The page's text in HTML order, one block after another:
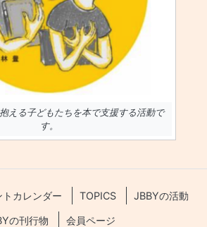
える子どもたちを本で支援する活動で
す。
トカレンダー TOPICS JBBYの活動
の刊行物 会員ページ